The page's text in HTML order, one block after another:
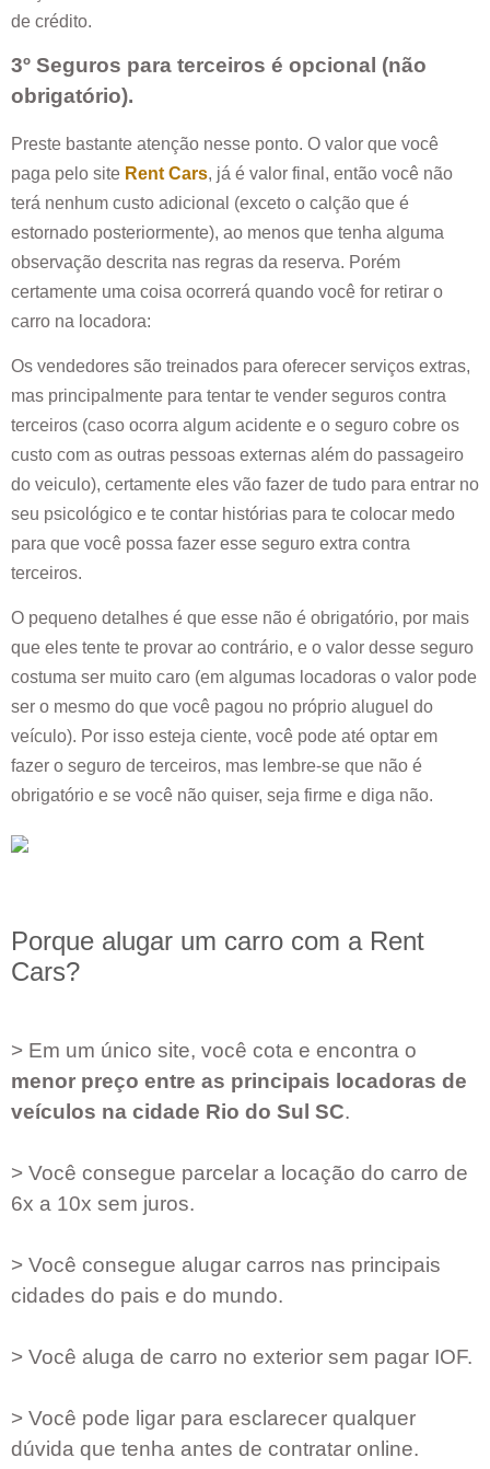
de crédito.
3º Seguros para terceiros é opcional (não
obrigatório).
Preste bastante atenção nesse ponto. O valor que você
paga pelo site Rent Cars, já é valor final, então você não
terá nenhum custo adicional (exceto o calção que é
estornado posteriormente), ao menos que tenha alguma
observação descrita nas regras da reserva. Porém
certamente uma coisa ocorrerá quando você for retirar o
carro na locadora:
Os vendedores são treinados para oferecer serviços extras,
mas principalmente para tentar te vender seguros contra
terceiros (caso ocorra algum acidente e o seguro cobre os
custo com as outras pessoas externas além do passageiro
do veiculo), certamente eles vão fazer de tudo para entrar no
seu psicológico e te contar histórias para te colocar medo
para que você possa fazer esse seguro extra contra
terceiros.
O pequeno detalhes é que esse não é obrigatório, por mais
que eles tente te provar ao contrário, e o valor desse seguro
costuma ser muito caro (em algumas locadoras o valor pode
ser o mesmo do que você pagou no próprio aluguel do
veículo). Por isso esteja ciente, você pode até optar em
fazer o seguro de terceiros, mas lembre-se que não é
obrigatório e se você não quiser, seja firme e diga não.
Porque alugar um carro com a Rent
Cars?
> Em um único site, você cota e encontra o
menor preço entre as principais locadoras de
veículos na cidade Rio do Sul SC.
> Você consegue parcelar a locação do carro de
6x a 10x sem juros.
> Você consegue alugar carros nas principais
cidades do pais e do mundo.
> Você aluga de carro no exterior sem pagar IOF.
> Você pode ligar para esclarecer qualquer
dúvida que tenha antes de contratar online.